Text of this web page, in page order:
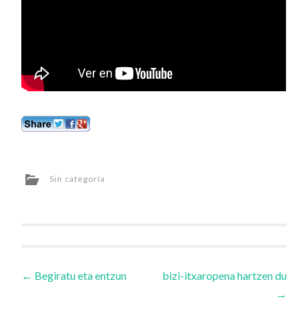
Sin categoría
Navegador
← Begiratu eta entzun
bizi-itxaropena hartzen du
→